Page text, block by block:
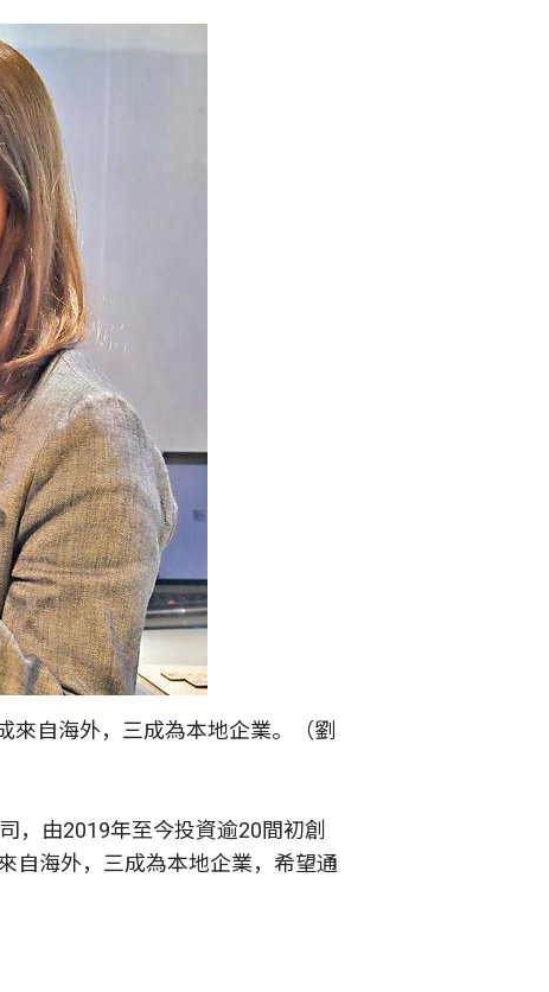
來自海外，三成為本地企業。（劉
，由2019年至今投資逾20間初創
自海外，三成為本地企業，希望通